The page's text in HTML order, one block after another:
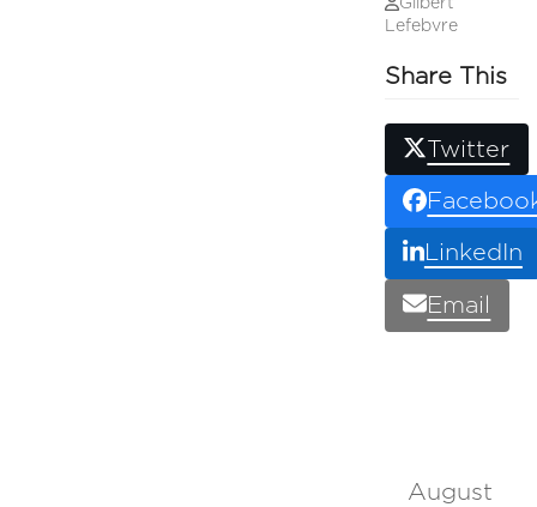
Gilbert
Lefebvre
Share This
Twitter
LinkedIn
Email
August